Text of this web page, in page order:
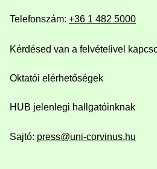
Telefonszám: +36 1 482 5000
Kérdésed van a felvételivel
Oktatói elérhetőségek
HUB jelenlegi hallgatóinknak
Sajtó: press@uni-corvinus.hu